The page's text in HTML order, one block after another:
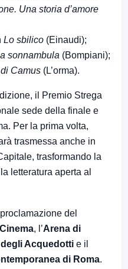
Una storia d’amore
Lo sbilico (Einaudi);
sonnambula (Bompiani);
Camus (L’orma).
il Premio Strega
sede della finale e
Per la prima volta,
trasmessa anche in
trasformando la
letteratura aperta al
del
, l’Arena di
Acquedotti e il
di Roma.